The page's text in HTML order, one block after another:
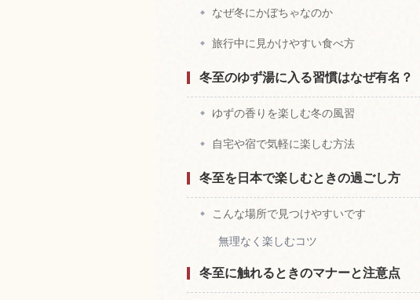
なぜ冬にかぼちゃなのか
旅行中に見かけやすい食べ方
冬至のゆず湯に入る習慣はなぜ有名？
ゆずの香りを楽しむ冬の風習
自宅や宿で気軽に楽しむ方法
冬至を日本で楽しむときの過ごし方
こんな場所で見つけやすいです
無理なく楽しむコツ
冬至に触れるときのマナーと注意点